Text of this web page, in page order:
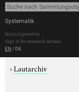
Systematik
Nutzungsrechte
Sign in for research access
EN / DE
›Lautarchiv